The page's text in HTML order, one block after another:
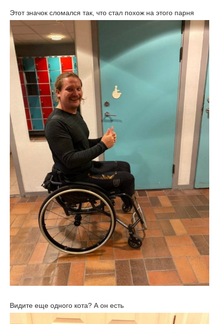
Этот значок сломался так, что стал похож на этого парня
Видите еще одного кота? А он есть